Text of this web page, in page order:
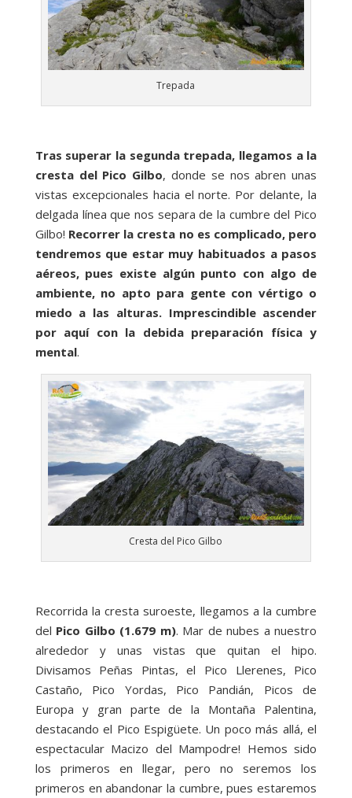
Trepada
Tras superar la segunda trepada, llegamos a la
cresta del Pico Gilbo, donde se nos abren unas
vistas excepcionales hacia el norte. Por delante, la
delgada línea que nos separa de la cumbre del Pico
Gilbo! Recorrer la cresta no es complicado, pero
tendremos que estar muy habituados a pasos
aéreos, pues existe algún punto con algo de
ambiente, no apto para gente con vértigo o
miedo a las alturas. Imprescindible ascender
por aquí con la debida preparación física y
mental.
Cresta del Pico Gilbo
Recorrida la cresta suroeste, llegamos a la cumbre
del Pico Gilbo (1.679 m). Mar de nubes a nuestro
alrededor y unas vistas que quitan el hipo.
Divisamos Peñas Pintas, el Pico Llerenes, Pico
Castaño, Pico Yordas, Pico Pandián, Picos de
Europa y gran parte de la Montaña Palentina,
destacando el Pico Espigüete. Un poco más allá, el
espectacular Macizo del Mampodre! Hemos sido
los primeros en llegar, pero no seremos los
primeros en abandonar la cumbre, pues estaremos